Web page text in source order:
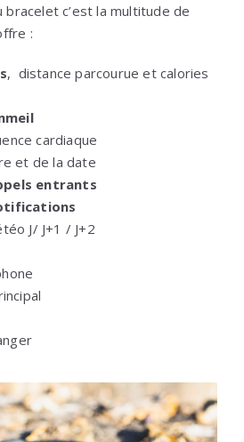
c’est la multitude de
:
, distance parcourue et calories
cardiaque
et de la date
entrants
J/ J+1 / J+2